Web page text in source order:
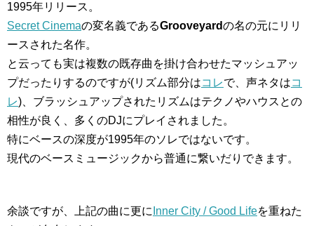
1995年リリース。
Secret Cinemaの変名義であるGrooveyardの名の元にリリ
ースされた名作。
と云っても実は複数の既存曲を掛け合わせたマッシュアッ
プだったりするのですが(リズム部分はコレで、声ネタはコ
レ)、ブラッシュアップされたリズムはテクノやハウスとの
相性が良く、多くのDJにプレイされました。
特にベースの深度が1995年のソレではないです。
現代のベースミュージックから普通に繋いだりできます。
余談ですが、上記の曲に更に Inner City / Good Lifeを重ねた